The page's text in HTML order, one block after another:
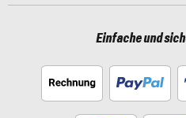
Einfache und